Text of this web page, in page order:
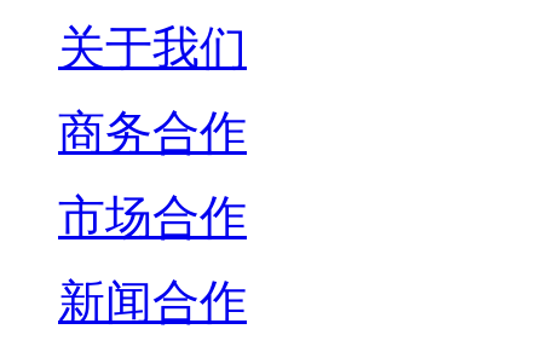
关于我们
商务合作
市场合作
新闻合作